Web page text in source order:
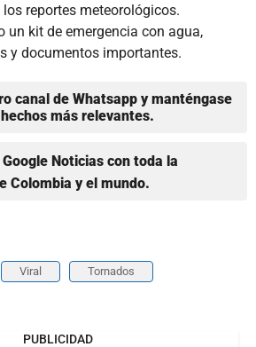
reportes meteorológicos.
un kit de emergencia con agua,
y documentos importantes.
canal de Whatsapp y manténgase
más relevantes.
Noticias con toda la
Colombia y el mundo.
Viral Tornados
PUBLICIDAD